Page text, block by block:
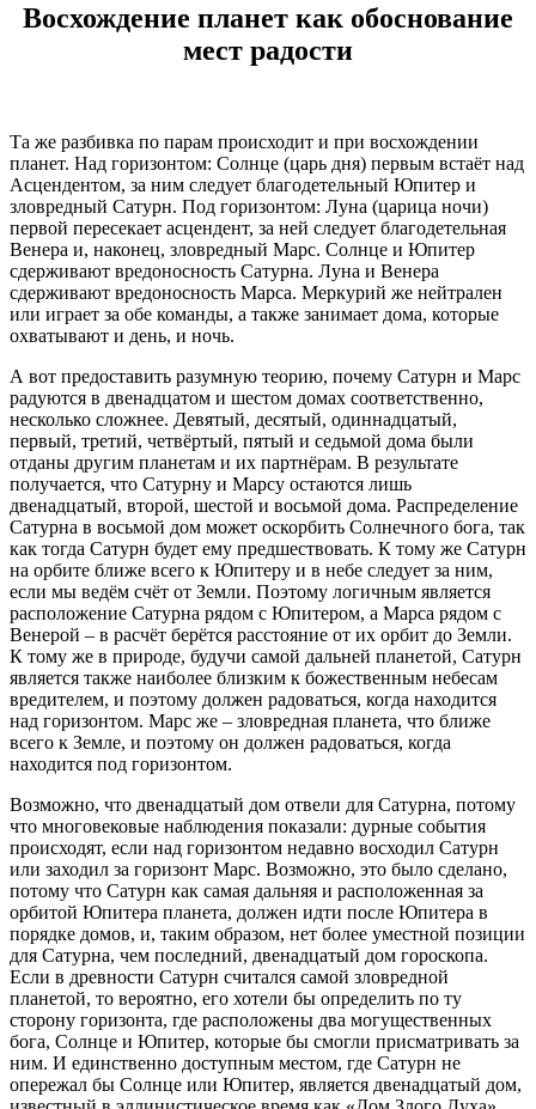
Восхождение планет как обоснование
мест радости
Та же разбивка по парам происходит и при восхождении
планет. Над горизонтом: Солнце (царь дня) первым встаёт над
Асцендентом, за ним следует благодетельный Юпитер и
зловредный Сатурн. Под горизонтом: Луна (царица ночи)
первой пересекает асцендент, за ней следует благодетельная
Венера и, наконец, зловредный Марс. Солнце и Юпитер
сдерживают вредоносность Сатурна. Луна и Венера
сдерживают вредоносность Марса. Меркурий же нейтрален
или играет за обе команды, а также занимает дома, которые
охватывают и день, и ночь.
А вот предоставить разумную теорию, почему Сатурн и Марс
радуются в двенадцатом и шестом домах соответственно,
несколько сложнее. Девятый, десятый, одиннадцатый,
первый, третий, четвёртый, пятый и седьмой дома были
отданы другим планетам и их партнёрам. В результате
получается, что Сатурну и Марсу остаются лишь
двенадцатый, второй, шестой и восьмой дома. Распределение
Сатурна в восьмой дом может оскорбить Солнечного бога, так
как тогда Сатурн будет ему предшествовать. К тому же Сатурн
на орбите ближе всего к Юпитеру и в небе следует за ним,
если мы ведём счёт от Земли. Поэтому логичным является
расположение Сатурна рядом с Юпитером, а Марса рядом с
Венерой – в расчёт берётся расстояние от их орбит до Земли.
К тому же в природе, будучи самой дальней планетой, Сатурн
является также наиболее близким к божественным небесам
вредителем, и поэтому должен радоваться, когда находится
над горизонтом. Марс же – зловредная планета, что ближе
всего к Земле, и поэтому он должен радоваться, когда
находится под горизонтом.
Возможно, что двенадцатый дом отвели для Сатурна, потому
что многовековые наблюдения показали: дурные события
происходят, если над горизонтом недавно восходил Сатурн
или заходил за горизонт Марс. Возможно, это было сделано,
потому что Сатурн как самая дальняя и расположенная за
орбитой Юпитера планета, должен идти после Юпитера в
порядке домов, и, таким образом, нет более уместной позиции
для Сатурна, чем последний, двенадцатый дом гороскопа.
Если в древности Сатурн считался самой зловредной
планетой, то вероятно, его хотели бы определить по ту
сторону горизонта, где расположены два могущественных
бога, Солнце и Юпитер, которые бы смогли присматривать за
ним. И единственно доступным местом, где Сатурн не
опережал бы Солнце или Юпитер, является двенадцатый дом,